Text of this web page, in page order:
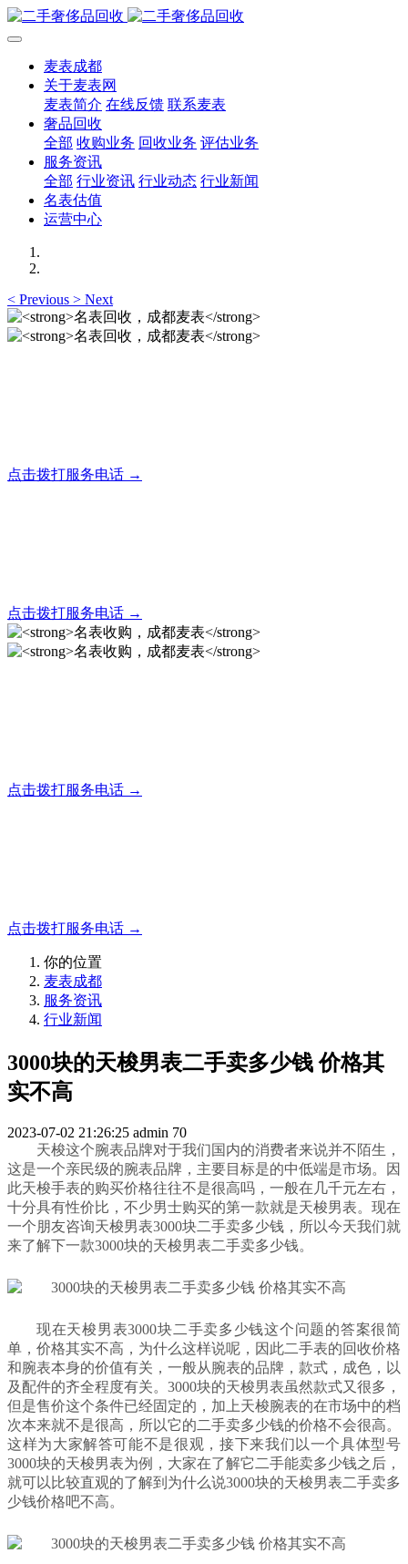
麦表成都
关于麦表网
麦表简介 在线反馈 联系麦表
奢品回收
全部 收购业务 回收业务 评估业务
服务资讯
全部 行业资讯 行业动态 行业新闻
名表估值
运营中心
< Previous > Next
点击拨打服务电话 →
点击拨打服务电话 →
点击拨打服务电话 →
点击拨打服务电话 →
你的位置
麦表成都
服务资讯
行业新闻
3000块的天梭男表二手卖多少钱 价格其
实不高
2023-07-02 21:26:25 admin 70
天梭这个腕表品牌对于我们国内的消费者来说并不陌生，
这是一个亲民级的腕表品牌，主要目标是的中低端是市场。因
此天梭手表的购买价格往往不是很高吗，一般在几千元左右，
十分具有性价比，不少男士购买的第一款就是天梭男表。现在
一个朋友咨询天梭男表3000块二手卖多少钱，所以今天我们就
来了解下一款3000块的天梭男表二手卖多少钱。
现在天梭男表3000块二手卖多少钱这个问题的答案很简
单，价格其实不高，为什么这样说呢，因此二手表的回收价格
和腕表本身的价值有关，一般从腕表的品牌，款式，成色，以
及配件的齐全程度有关。3000块的天梭男表虽然款式又很多，
但是售价这个条件已经固定的，加上天梭腕表的在市场中的档
次本来就不是很高，所以它的二手卖多少钱的价格不会很高。
这样为大家解答可能不是很观，接下来我们以一个具体型号
3000块的天梭男表为例，大家在了解它二手能卖多少钱之后，
就可以比较直观的了解到为什么说3000块的天梭男表二手卖多
少钱价格吧不高。